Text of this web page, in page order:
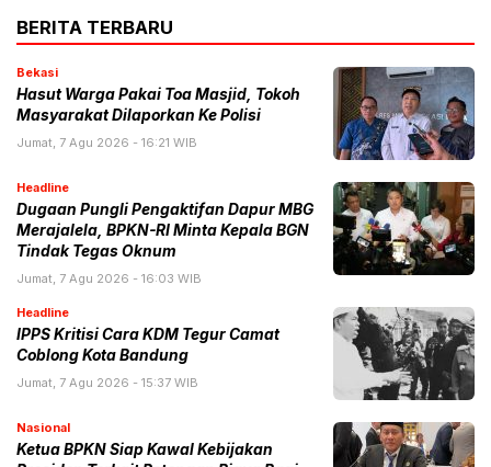
BERITA TERBARU
Bekasi
Hasut Warga Pakai Toa Masjid, Tokoh
Masyarakat Dilaporkan Ke Polisi
Jumat, 7 Agu 2026 - 16:21 WIB
Headline
Dugaan Pungli Pengaktifan Dapur MBG
Merajalela, BPKN-RI Minta Kepala BGN
Tindak Tegas Oknum
Jumat, 7 Agu 2026 - 16:03 WIB
Headline
IPPS Kritisi Cara KDM Tegur Camat
Coblong Kota Bandung
Jumat, 7 Agu 2026 - 15:37 WIB
Nasional
Ketua BPKN Siap Kawal Kebijakan